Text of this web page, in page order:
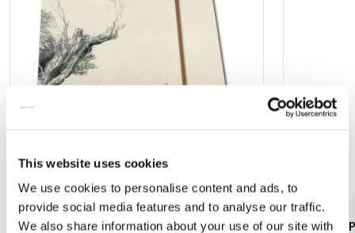
This website uses cookies
We use cookies to personalise content and ads, to
provide social media features and to analyse our traffic.
We also share information about your use of our site with
Portfoliomap A4: De Omval, Rembrandt van